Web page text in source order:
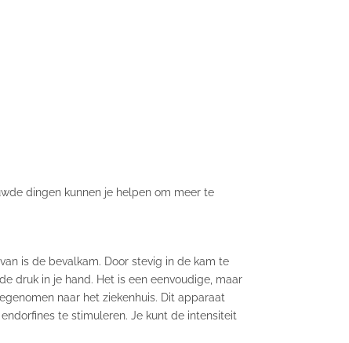
dingen kunnen je helpen om meer te
is de bevalkam. Door stevig in de kam te
druk in je hand. Het is een eenvoudige, maar
naar het ziekenhuis. Dit apparaat
te stimuleren. Je kunt de intensiteit